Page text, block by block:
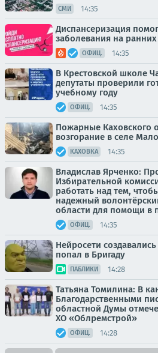
СМИ 14:35
Диспансеризация
заболевания на ранних
ОФИЦ. 14:35
В Крестовской школе
депутаты проверили
учебному году
ОФИЦ. 14:35
Пожарные Каховского
возгорание в селе
КАХОВКА 14:35
Владислав Ярченко:
Избирательной
работать над тем,
надежный
области для помощи в
ОФИЦ. 14:35
Нейросети
попал в Бригаду
ПАБЛИКИ 14:28
Татьяна Томилина: В
Благодарственными
областной Думы
ХО «Облремстрой»
ОФИЦ. 14:28